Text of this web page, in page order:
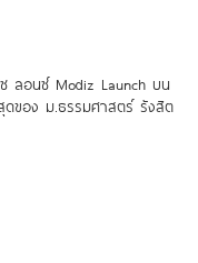
ลอนซ์ Modiz Launch บน
ดของ ม.ธรรมศาสตร์ รังสิต